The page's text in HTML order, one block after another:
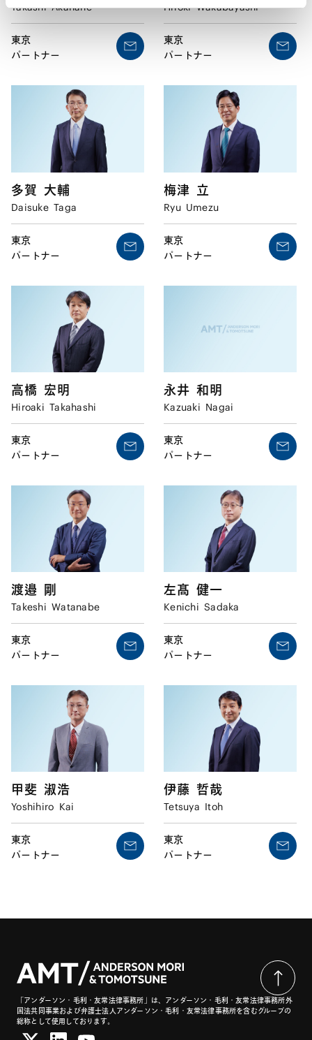
Takashi Akahane
東京
パートナー
Hiroki Wakabayashi
東京
パートナー
多賀 大輔
Daisuke Taga
東京
パートナー
梅津 立
Ryu Umezu
東京
パートナー
高橋 宏明
Hiroaki Takahashi
東京
パートナー
永井 和明
Kazuaki Nagai
東京
パートナー
渡邉 剛
Takeshi Watanabe
東京
パートナー
左髙 健一
Kenichi Sadaka
東京
パートナー
甲斐 淑浩
Yoshihiro Kai
東京
パートナー
伊藤 哲哉
Tetsuya Itoh
東京
パートナー
「アンダーソン・毛利・友常法律事務所」は、アンダーソン・毛利・友常法律事務所外
国法共同事業および弁護士法人アンダーソン・毛利・友常法律事務所を含むグループの
総称として使用しております。